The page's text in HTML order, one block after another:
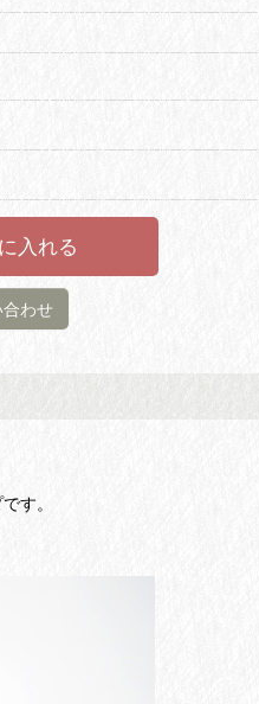
入れる
わせ
す。